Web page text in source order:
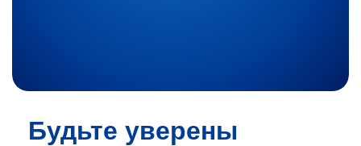
Будьте уверены